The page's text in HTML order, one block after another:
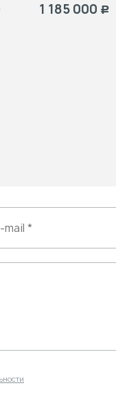
1 185 000 Р